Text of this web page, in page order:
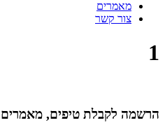
מאמרים
צור קשר
1
הרשמה לקבלת טיפים, מאמרים